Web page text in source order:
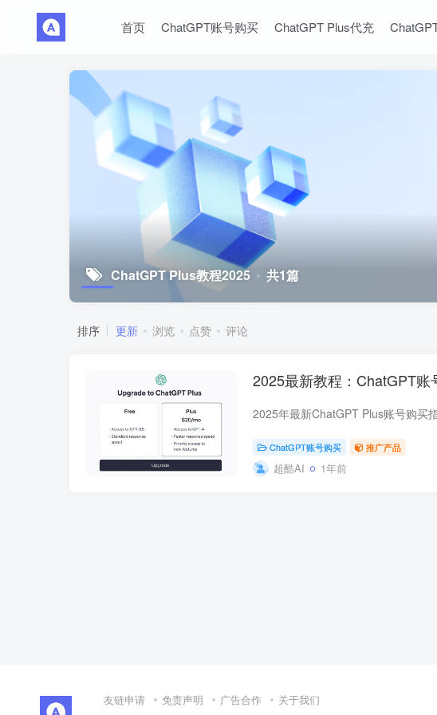
首页 ChatGPT账号购买 ChatGPT Plus代充
ChatGPT Plus教程2025 共1篇
排序 更新 浏览 点赞 评论
2025最新教程：ChatGPT账
ChatGPT账号购买 推广产品
超酷AI 1年前
友链申请 免责声明 广告合作 关于我们